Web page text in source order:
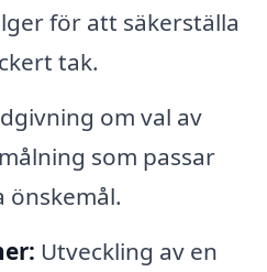
för att säkerställa
tak.
om val av
som passar
önskemål.
Utveckling av en